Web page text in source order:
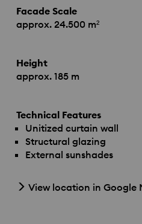
Facade Scale
approx. 24.500 m²
Height
approx. 185 m
Technical Features
Unitized curtain wall
Structural glazing
External sunshades
View location in Google